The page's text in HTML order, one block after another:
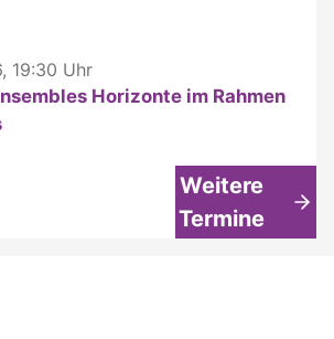
19:30 Uhr
Horizonte im Rahmen
Weitere
Termine